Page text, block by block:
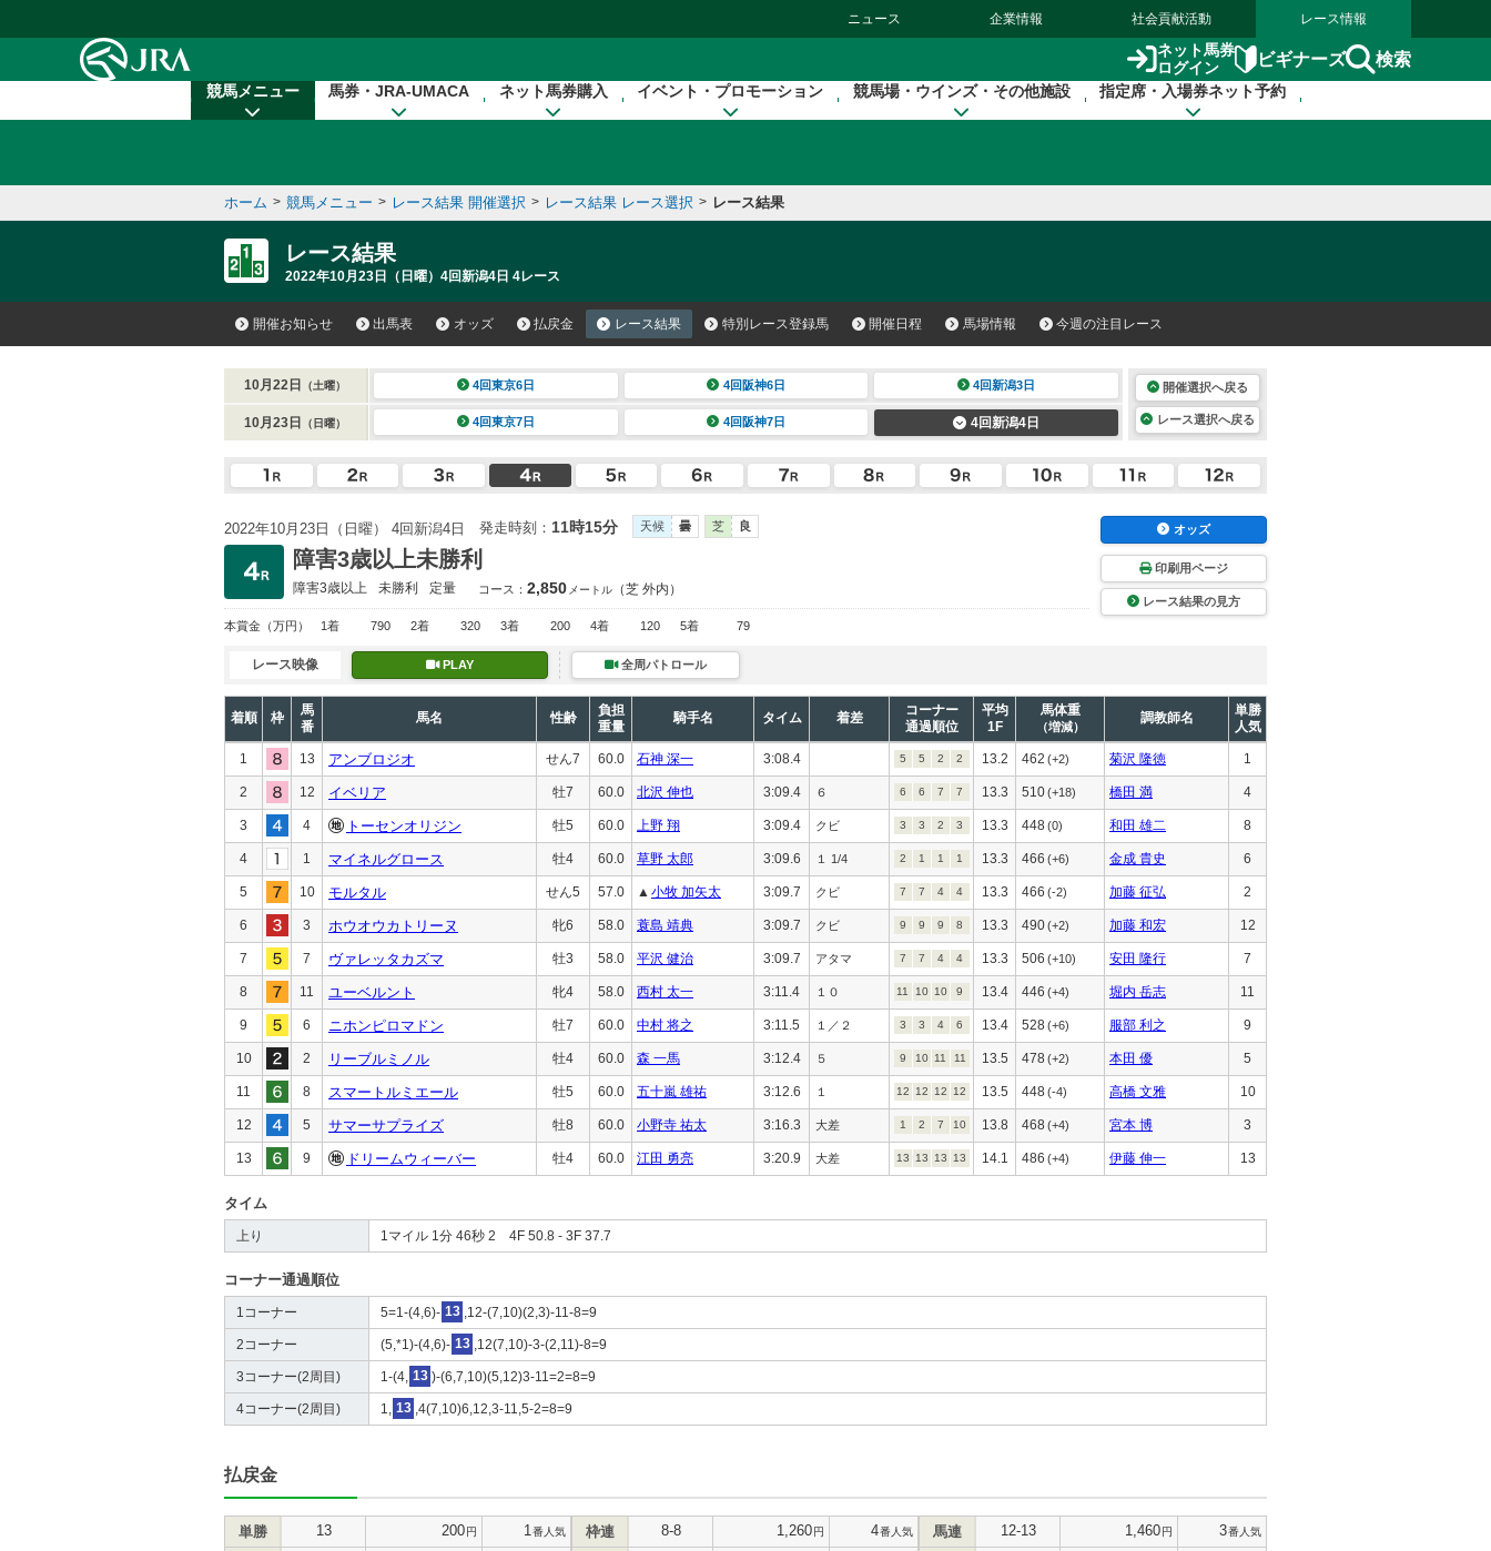
ニュース 企業情報 社会貢献活動 レース情報
ネット馬券
ログイン
ビギナーズ 検索
競馬メニュー 馬券・JRA-UMACA ネット馬券購入 イベント・プロモーション 競馬場・ウインズ・その他施設 指定席・入場券ネット予約
ホーム > 競馬メニュー > レース結果 開催選択 > レース結果 レース選択 > レース結果
レース結果
2022年10月23日（日曜）4回新潟4日 4レース
開催お知らせ 出馬表 オッズ 払戻金 レース結果 特別レース登録馬 開催日程 馬場情報 今週の注目レース
10月22日 （土曜） 4回東京6日 4回阪神6日 4回新潟3日
10月23日 （日曜） 4回東京7日 4回阪神7日 4回新潟4日
開催選択へ戻る
レース選択へ戻る
2022年10月23日（日曜） 4回新潟4日 発走時刻： 11時15分 天候 曇 芝 良
障害3歳以上未勝利
障害3歳以上 未勝利 定量 コース： 2,850 メートル （芝 外内）
本賞金 （万円） 1着 790 2着 320 3着 200 4着 120 5着 79
オッズ
印刷用ページ
レース結果の見方
レース映像 PLAY 全周パトロール
着順 枠
馬
番
馬名 性齢
負担
重量
騎手名 タイム 着差
コーナー
通過順位
平均
1F
馬体重
（増減）
調教師名
単勝
人気
1 13 アンブロジオ せん7 60.0 石神 深一 3:08.4 5 5 2 2 13.2 462 (+2) 菊沢 隆徳 1
2 12 イベリア 牡7 60.0 北沢 伸也 3:09.4 ６ 6 6 7 7 13.3 510(+18) 橋田 満 4
3 4 トーセンオリジン 牡5 60.0 上野 翔 3:09.4 クビ 3 3 2 3 13.3 448(0) 和田 雄二 8
4 1 マイネルグロース 牡4 60.0 草野 太郎 3:09.6 １ 1/4 2 1 1 1 13.3 466 (+6) 金成 貴史 6
5 10 モルタル せん5 57.0 ▲ 小牧 加矢太 3:09.7 クビ 7 7 4 4 13.3 466 (-2) 加藤 征弘 2
6 3 ホウオウカトリーヌ 牝6 58.0 蓑島 靖典 3:09.7 クビ 9 9 9 8 13.3 490(+2) 加藤 和宏 12
7 7 ヴァレッタカズマ 牡3 58.0 平沢 健治 3:09.7 アタマ 7 7 4 4 13.3 506 (+10) 安田 隆行 7
8 11 ユーベルント 牝4 58.0 西村 太一 3:11.4 １０ 11 10 10 9 13.4 446 (+4) 堀内 岳志 11
9 6 ニホンピロマドン 牡7 60.0 中村 将之 3:11.5 １／２ 3 3 4 6 13.4 528(+6) 服部 利之 9
10 2 リーブルミノル 牡4 60.0 森 一馬 3:12.4 ５ 9 10 11 11 13.5 478 (+2) 本田 優 5
11 8 スマートルミエール 牡5 60.0 五十嵐 雄祐 3:12.6 １ 12 12 12 12 13.5 448(-4) 高橋 文雅 10
12 5 サマーサプライズ 牡8 60.0 小野寺 祐太 3:16.3 大差 1 2 7 10 13.8 468 (+4) 宮本 博 3
13 9 ドリームウィーバー 牡4 60.0 江田 勇亮 3:20.9 大差 13 13 13 13 14.1 486 (+4) 伊藤 伸一 13
タイム
上り 1マイル 1分 46秒 2 4F 50.8 - 3F 37.7
コーナー通過順位
1コーナー 5=1-(4,6)- 13 ,12-(7,10)(2,3)-11-8=9
2コーナー (5,*1)-(4,6)- 13 ,12(7,10)-3-(2,11)-8=9
3コーナー(2周目) 1-(4, 13 )-(6,7,10)(5,12)3-11=2=8=9
4コーナー(2周目) 1, 13 ,4(7,10)6,12,3-11,5-2=8=9
払戻金
単勝 13 200円 1 番人気 枠連 8-8 1,260円 4番人気 馬連 12-13 1,460円 3番人気